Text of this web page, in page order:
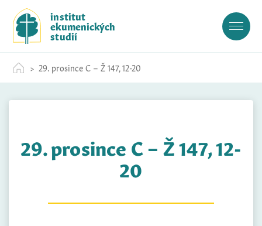
c
institut
ekumenických
studií
29. prosince C – Ž 147, 12-20
29. prosince C – Ž 147, 12-
20